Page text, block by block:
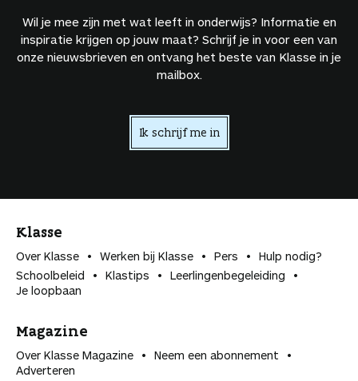
Wil je mee zijn met wat leeft in onderwijs? Informatie en
inspiratie krijgen op jouw maat? Schrijf je in voor een van
onze nieuwsbrieven en ontvang het beste van Klasse in je
mailbox.
Ik schrijf me in
Klasse
Over Klasse Werken bij Klasse Pers
Hulp nodig?
Schoolbeleid
Klastips
Leerlingen­begeleiding
Je loopbaan
Magazine
Over Klasse Magazine
Neem een abonnement
Adverteren